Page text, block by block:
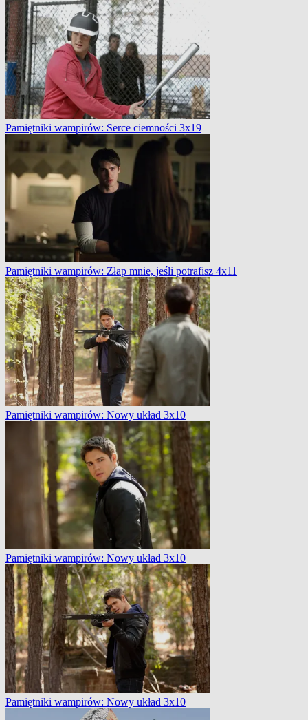
Pamiętniki wampirów: Serce ciemności 3x19
Pamiętniki wampirów: Złap mnie, jeśli potrafisz 4x11
Pamiętniki wampirów: Nowy układ 3x10
Pamiętniki wampirów: Nowy układ 3x10
Pamiętniki wampirów: Nowy układ 3x10